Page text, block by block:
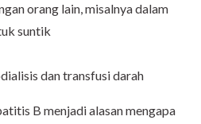
orang lain, misalnya dalam
suntik
dan transfusi darah
B menjadi alasan mengapa